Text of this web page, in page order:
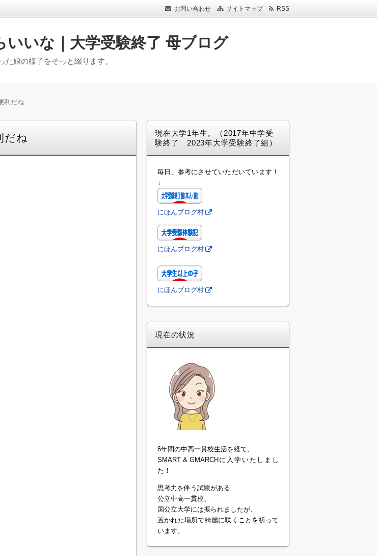
お問い合わせ サイトマップ RSS
いいな｜大学受験終了 母ブログ
娘の様子をそっと綴ります。
利だね
だね
現在大学1年生。（2017年中学受
験終了 2023年大学受験終了組）
毎日、参考にさせていただいています！
↓
にほんブログ村
にほんブログ村
にほんブログ村
現在の状況
6年間の中高一貫校生活を経て、
SMART＆GMARCHに入学いたしまし
た！
思考力を伴う試験がある
公立中高一貫校、
国公立大学には振られましたが、
置かれた場所で綺麗に咲くことを祈って
います。